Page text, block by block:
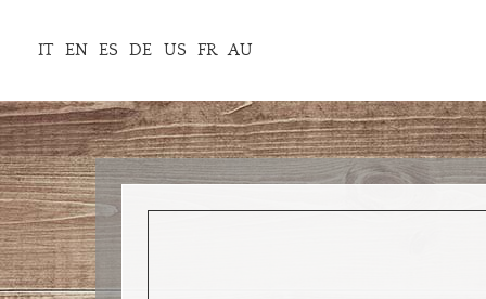
IT EN ES DE US FR AU